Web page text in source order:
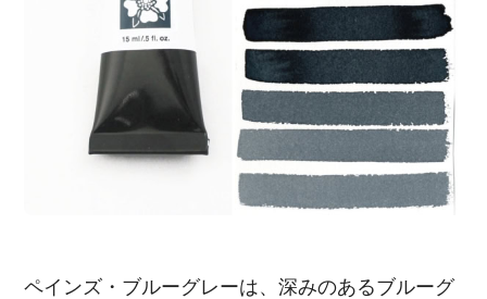
お問い合わせ
ペインズ・ブルーグレーは、深みのあるブルーグ